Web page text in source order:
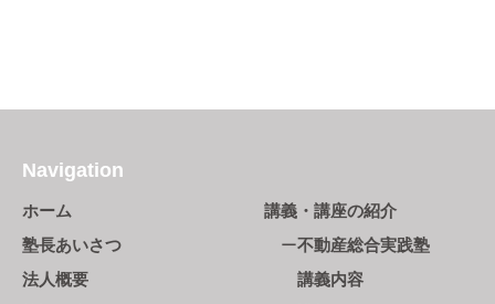
Navigation
ホーム
塾長あいさつ
法人概要
講義・講座の紹介
不動産総合実践塾
講義内容